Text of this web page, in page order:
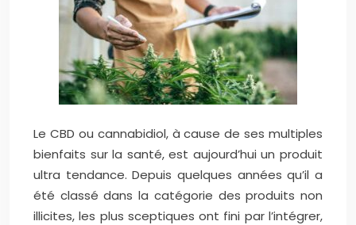
Le CBD ou cannabidiol, à cause de ses multiples
bienfaits sur la santé, est aujourd’hui un produit
ultra tendance. Depuis quelques années qu’il a
été classé dans la catégorie des produits non
illicites, les plus sceptiques ont fini par l’intégrer,